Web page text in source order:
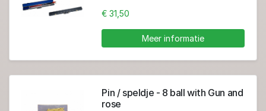
€ 31,50
Meer informatie
Pin / speldje - 8 ball with Gun and
rose